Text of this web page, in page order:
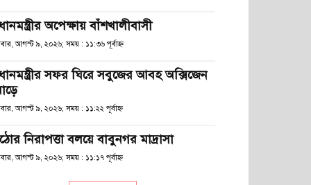
অপেক্ষায় বাঁশখালীবাসী
আগস্ট ৯, ২০২৬; সময় : ১১:৩৬ পূর্বাহ্ণ
সফর ঘিরে সবুজের আবহ অক্সিজেন
আগস্ট ৯, ২০২৬; সময় : ১১:২২ পূর্বাহ্ণ
নিরাপত্তা বলয়ে বাবুনগর মাদ্রাসা
আগস্ট ৯, ২০২৬; সময় : ১১:১৭ পূর্বাহ্ণ